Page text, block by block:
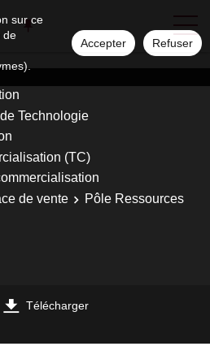
sur ce
de
Accepter Refuser
Technologie
(TC)
de vente
Pôle Ressources
Télécharger